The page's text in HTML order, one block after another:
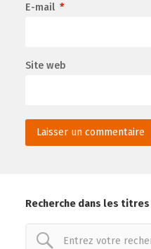
E-mail *
Site web
Recherche dans les